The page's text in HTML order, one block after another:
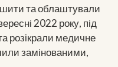
та облаштували
2022 року, під
розікрали медичне
замінованими,